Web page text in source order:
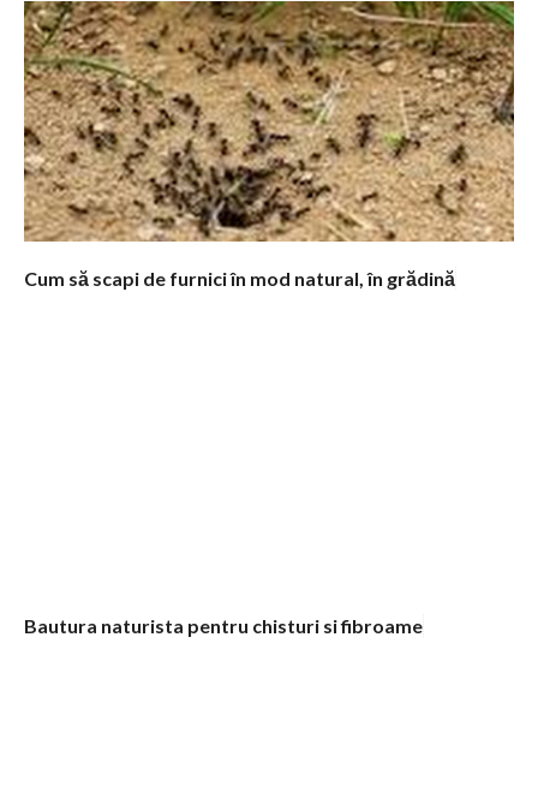
Cum să scapi de furnici în mod natural, în grădină
Bautura naturista pentru chisturi si fibroame
m
e
n
t
a
r
i